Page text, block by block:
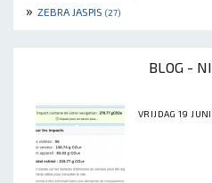
» ZEBRA JASPIS (27)
BLOG -
VRIJDAG 19